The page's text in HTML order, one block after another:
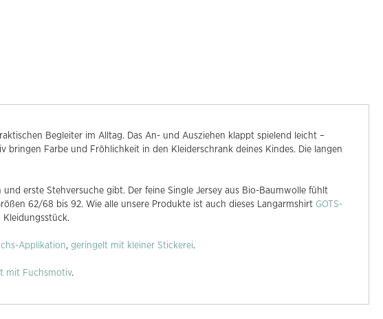
Begleiter im Alltag. Das An- und Ausziehen klappt spielend leicht –
Farbe und Fröhlichkeit in den Kleiderschrank deines Kindes. Die langen
erste Stehversuche gibt. Der feine Single Jersey aus Bio-Baumwolle fühlt
62/68 bis 92. Wie alle unsere Produkte ist auch dieses Langarmshirt GOTS-
Applikation, geringelt mit kleiner Stickerei.
mit Fuchsmotiv.